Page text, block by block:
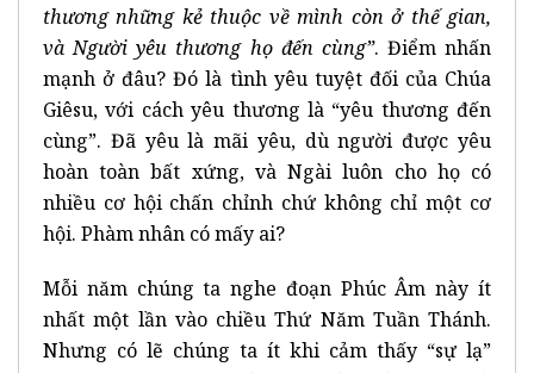
thương những kẻ thuộc về mình còn ở thế gian,
và Người yêu thương họ đến cùng”. Điểm nhấn
mạnh ở đâu? Đó là tình yêu tuyệt đối của Chúa
Giêsu, với cách yêu thương là “yêu thương đến
cùng”. Đã yêu là mãi yêu, dù người được yêu
hoàn toàn bất xứng, và Ngài luôn cho họ có
nhiều cơ hội chấn chỉnh chứ không chỉ một cơ
hội. Phàm nhân có mấy ai?
Mỗi năm chúng ta nghe đoạn Phúc Âm này ít
nhất một lần vào chiều Thứ Năm Tuần Thánh.
Nhưng có lẽ chúng ta ít khi cảm thấy “sự lạ”